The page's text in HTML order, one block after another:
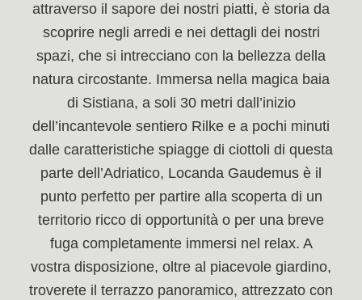
attraverso il sapore dei nostri piatti, è storia da
scoprire negli arredi e nei dettagli dei nostri
spazi, che si intrecciano con la bellezza della
natura circostante. Immersa nella magica baia
di Sistiana, a soli 30 metri dall’inizio
dell’incantevole sentiero Rilke e a pochi minuti
dalle caratteristiche spiagge di ciottoli di questa
parte dell’Adriatico, Locanda Gaudemus è il
punto perfetto per partire alla scoperta di un
territorio ricco di opportunità o per una breve
fuga completamente immersi nel relax. A
vostra disposizione, oltre al piacevole giardino,
troverete il terrazzo panoramico, attrezzato con